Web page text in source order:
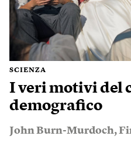
SCIENZA
I veri motivi del
demografico
John Burn-Murdoch,